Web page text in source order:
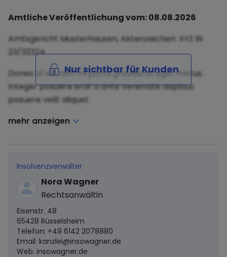
Amtliche Veröffentlichung vom: 08.08.2026
Amtsgericht Musterhausen, Aktenzeichen: XYZ IN
23/32324
Donec id elit non mi porta gravida at eget metus.
Integer posuere erat a ante venenatis dapibus
posuere velit aliquet.
Nur sichtbar für Kunden
mehr anzeigen
Insolvenzverwalter
Nora Wagner
Rechtsanwältin
Eisenstr. 48
65428 Rüsselsheim
Telefon: +49 6142 2078880
Email: kanzlei@insowagner.de
Web: insowagner.de